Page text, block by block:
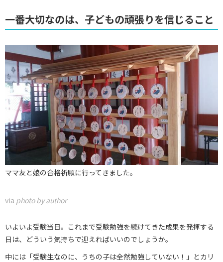
一番大切なのは、子どもの頑張りを信じること
ママ友と娘の合格祈願に行ってきました。
via photo by author
いよいよ受験当日。これまで受験勉強を続けてきた成果を発揮する
日は、どういう気持ちで迎えればいいのでしょうか。
中には「受験生なのに、うちの子は全然勉強していない！」とカリ